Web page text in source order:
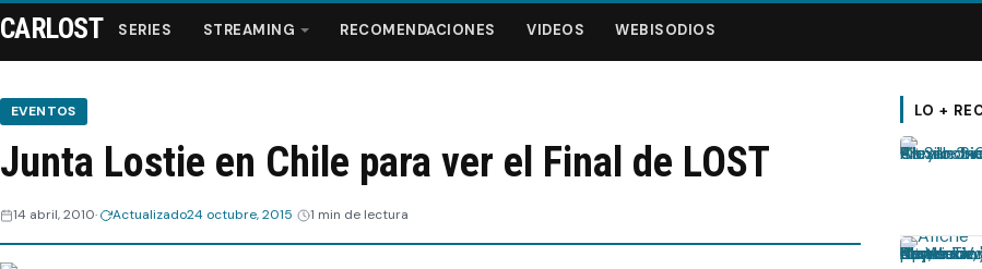
Series
Streaming
CARLOST SERIES STREAMING RECOMENDACIONES VIDEOS WEBISODIOS
EVENTOS
Junta Lostie en Chile para ver el Final de LOST
14 abril, 2010 Actualizado24 octubre, 2015 1 min de lectura
LO +